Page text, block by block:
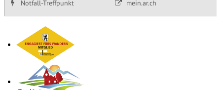
Notfall-Treffpunkt
mein.ar.ch